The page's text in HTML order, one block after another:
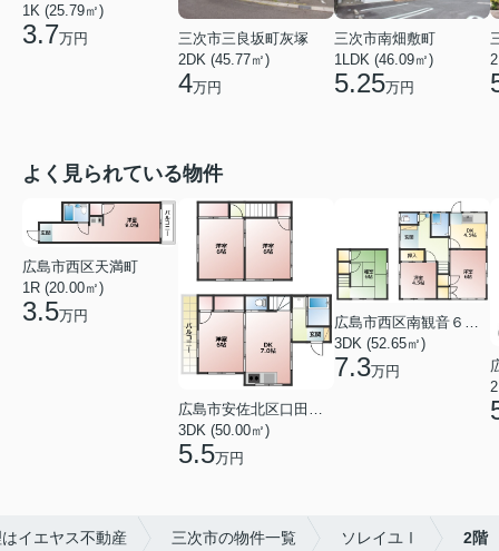
1K (25.79㎡)
3.7万円
三次市三良坂町灰塚
2DK (45.77㎡)
4万円
三次市南畑敷町
1LDK (46.09㎡)
5.25万円
よく見られている物件
広島市西区天満町
1R (20.00㎡)
3.5万円
広島市安佐北区口田１丁目
3DK (50.00㎡)
5.5万円
3DK (52.65㎡)
7.3万円
イエヤス不動産 三次市の物件一覧 ソレイユⅠ 2階